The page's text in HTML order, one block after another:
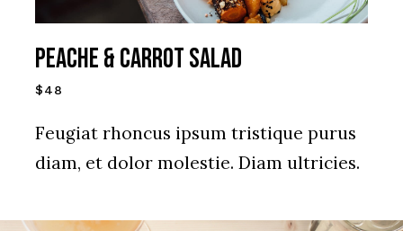
PEACHE & CARROT SALAD
$48
Feugiat rhoncus ipsum tristique purus
diam, et dolor molestie. Diam ultricies.